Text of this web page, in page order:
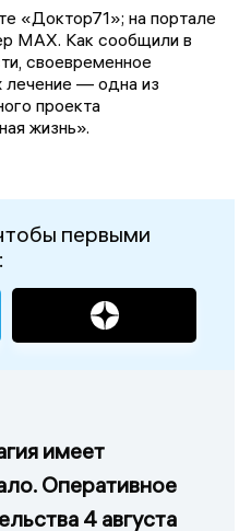
«Доктор71»; на портале
MAX. Как сообщили в
своевременное
лечение — одна из
проекта
жизнь».
первыми
имеет
Оперативное
4 августа